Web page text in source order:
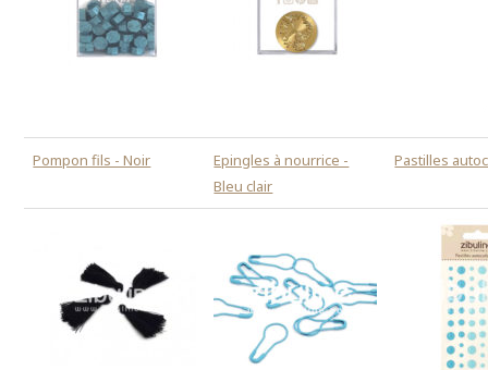
Pompon fils - Noir
Epingles à nourrice -
Bleu clair
Pastilles